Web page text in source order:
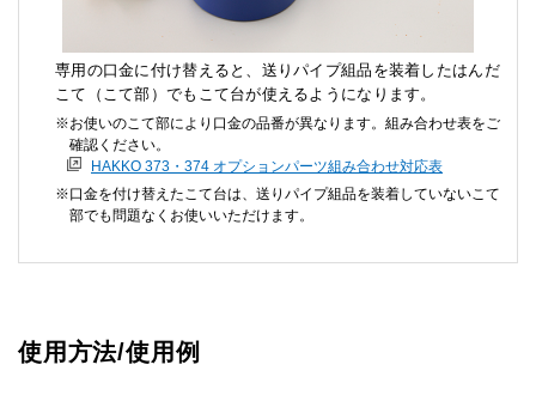
専用の口金に付け替えると、送りパイプ組品を装着したはんだ
こて（こて部）でもこて台が使えるようになります。
お使いのこて部により口金の品番が異なります。組み合わせ表をご
確認ください。
HAKKO 373・374 オプションパーツ組み合わせ対応表
口金を付け替えたこて台は、送りパイプ組品を装着していないこて
部でも問題なくお使いいただけます。
使用方法/使用例